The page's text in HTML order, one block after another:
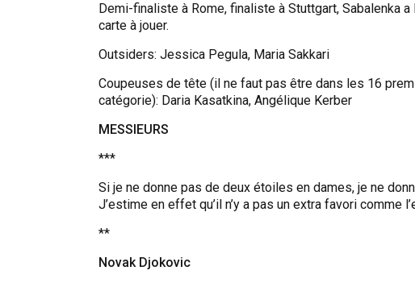
Demi-finaliste à Rome, finaliste à Stuttgart, Sabalenka
carte à jouer.
Outsiders: Jessica Pegula, Maria Sakkari
Coupeuses de tête (il ne faut pas être dans les 16
catégorie): Daria Kasatkina, Angélique Kerber
MESSIEURS
***
Si je ne donne pas de deux étoiles en dames, je ne
J’estime en effet qu’il n’y a pas un extra favori comme
**
Novak Djokovic